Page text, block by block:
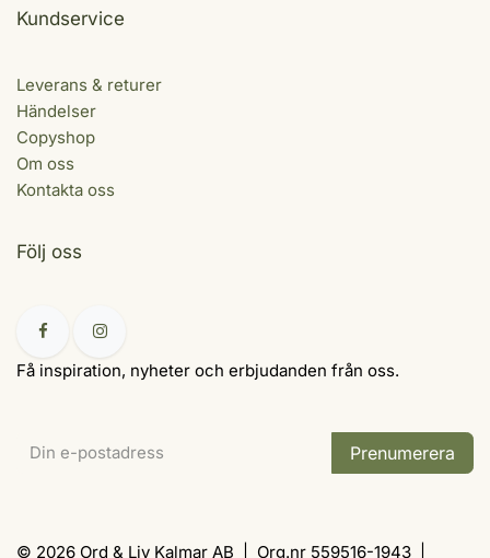
Kundservice
Leverans & returer
Händelser
Copyshop
Om oss
Kontakta oss
Följ oss
Få inspiration, nyheter och erbjudanden från oss.
Prenumerera
© 2026 Ord & Liv Kalmar AB | Org.nr 559516-1943 |